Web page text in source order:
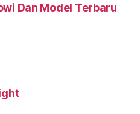
Dan Model Terbaru